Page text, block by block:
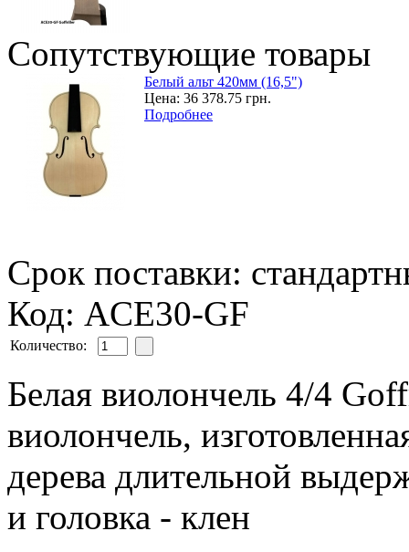
Сопутствующие товары
Белый альт 420мм (16,5")
Цена: 36 378.75 грн.
Подробнее
Срок поставки:
Код: ACE30-GF
Количество:
Белая виолончель 4/4
виолончель,
дерева длительной
и головка - клен